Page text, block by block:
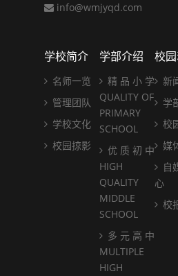
info@wmjyqd.com
学校简介
名师一览
管理团队
学校文化
校园掠影
学部介绍
精 品 小 学
QUALITY OF
PRIMARY
SCHOOL
优 质 初 中
HIGH
QUALITY
MIDDLE
SCHOOL
多 元 高 中
MULTIPLE
HIGH
校
新
学
校
媒
自
心
校